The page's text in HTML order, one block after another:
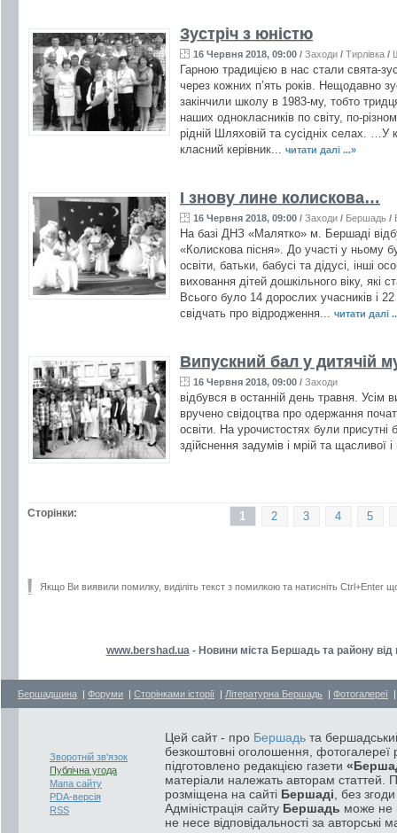
Зустріч з юністю
16 Червня 2018, 09:00 / Заходи / Тирлівка /
Гарною традицією в нас стали свята-
через кожних п’ять років. Нещодавно
закінчили школу в 1983-му, тобто
наших однокласників по світу, по-
рідній Шляховій та сусідніх селах. …У
класний керівник... читати далі ...»
І знову лине колискова…
16 Червня 2018, 09:00 / Заходи / Бершадь /
На базі ДНЗ «Малятко» м. Бершаді
«Колискова пісня». До участі у ньому
освіти, батьки, бабусі та дідусі, інші
виховання дітей дошкільного віку, які
Всього було 14 дорослих учасників і 22
свідчать про відродження... читати далі
Випускний бал у дитячій
16 Червня 2018, 09:00 / Заходи
відбувся в останній день травня. Усім
вручено свідоцтва про одержання
освіти. На урочистостях були присутні
здійснення задумів і мрій та щасливої
Сторінки: 5
4
3
2
1
Якщо Ви виявили помилку, виділіть текст з помилкою та натисніть Ctrl+Enter
www.bershad.ua - Новини міста Бершадь та району
Бершадщина | Форуми | Сторінками історії | Літературна Бершадь | Фотогалереї
Зворотній зв'язок
Публічна угода
Мапа сайту
PDA-версія
RSS
Цей сайт - про Бершадь та
безкоштовні оголошення, фотогалереї
підготовлено редакцією газети
матеріали належать авторам статтей.
розміщена на сайті Бершаді , без
Адміністрація сайту Бершадь може не
не несе відповідальності за авторські